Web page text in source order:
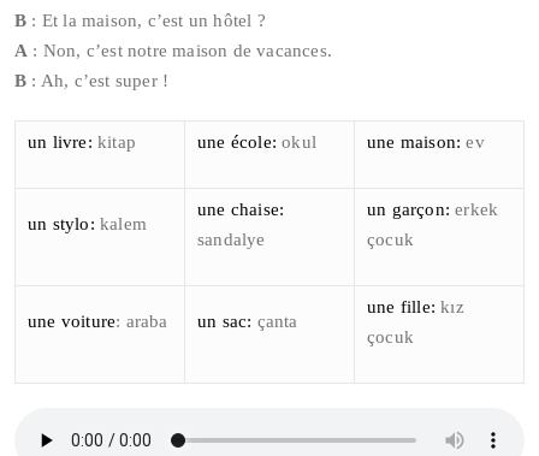
B : Et la maison, c’est un hôtel ?
A : Non, c’est notre maison de vacances.
B : Ah, c’est super !
un livre: kitap une école: okul une maison: ev
un stylo: kalem
une chaise:
sandalye
un garçon: erkek
çocuk
une voiture: araba un sac: çanta
une fille: kız
çocuk